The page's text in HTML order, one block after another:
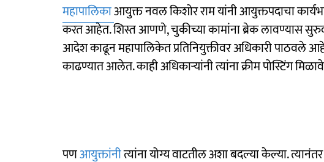
महापालिकाआयुक्त नवल किशोर राम यांनी आयुक्तपदाचा
करत आहेत. शिस्त आणणे, चुकीच्या कामांना ब्रेक लावण्यास
आदेश काढून महापालिकेत प्रतिनियुक्तीवर अधिकारी पाठवले
काढण्यात आलेत. काही अधिकाऱ्यांनी त्यांना क्रीम पोस्टिंग
पणआयुक्तांनीत्यांना योग्य वाटतील अशा बदल्या केल्या.